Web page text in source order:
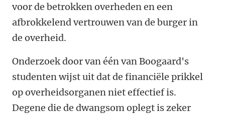
voor de betrokken overheden en een
afbrokkelend vertrouwen van de burger in
de overheid.
Onderzoek door van één van Boogaard's
studenten wijst uit dat de financiële prikkel
op overheidsorganen niet effectief is.
Degene die de dwangsom oplegt is zeker